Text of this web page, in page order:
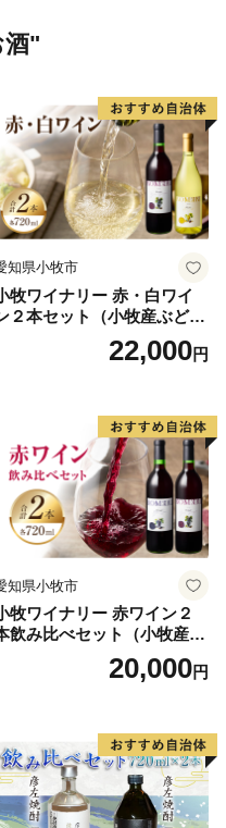
ーが、文化庁より日本
「newsおかえり」で
した！
産黒文字楊枝3本入り
国産黒文字楊枝3本入り
酒"
知県小牧市
牧ワイナリー 赤・白ワイ
２本セット（小牧産ぶどう
22,000円
知県小牧市
牧ワイナリー 赤ワイン２
飲み比べセット（小牧産ぶ
どう100％使用）20,000円